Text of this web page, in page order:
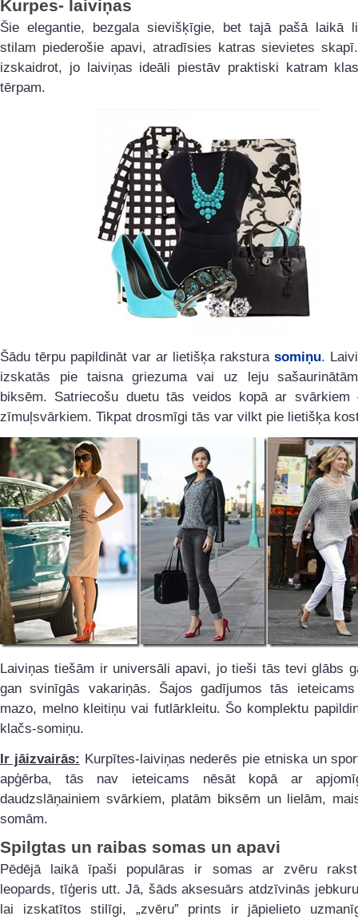
Kurpes- laiviņas
Šie elegantie, bezgala sievišķīgie, bet tajā pašā laikā
stilam piederošie apavi, atradīsies katras sievietes
izskaidrot, jo laiviņas ideāli piestāv praktiski katram
tērpam.
Šādu tērpu papildināt var ar lietišķa rakstura somiņu.
izskatās pie taisna griezuma vai uz leju
biksēm. Satriecošu duetu tās veidos kopā ar
zīmuļsvārkiem. Tikpat drosmīgi tās var vilkt pie lietišķa
Laiviņas tiešām ir universāli apavi, jo tieši tās tevi glābs
gan svinīgās vakariņās. Šajos gadījumos tās
mazo, melno kleitiņu vai futlārkleitu. Šo komplektu
klačs-somiņu.
Ir jāizvairās: Kurpītes-laiviņas nederēs pie etniska un
apģērba, tās nav ieteicams nēsāt kopā ar
daudzslāņainiem svārkiem, platām biksēm un lielām,
somām.
Spilgtas un raibas somas un apavi
Pēdējā laikā īpaši populāras ir somas ar zvēru
leopards, tīģeris utt. Jā, šāds aksesuārs atdzīvinās
lai izskatītos stilīgi, „zvēru” prints ir jāpielieto